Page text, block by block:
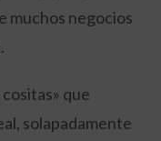
muchos negocios
que
solapadamente